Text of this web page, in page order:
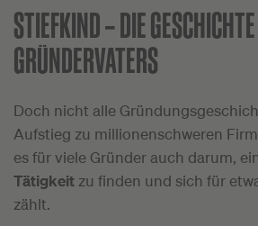
STIEFKIND –DIE
GRÜNDERVATERS
Doch nicht alle
Aufstieg zu millionenschweren
es für viele Gründer auch darum,
Tätigkeit zu finden und sich für
zählt.